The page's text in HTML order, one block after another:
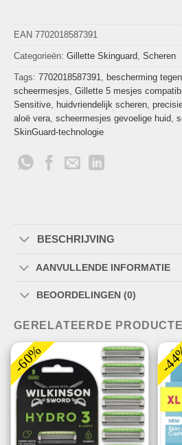
EAN 7702018587391
Categorieën: Gillette Skinguard, Scheren
Tags: 7702018587391, bescherming
scheermesjes, Gillette 5 mesjes
Sensitive, huidvriendelijk scheren,
aloë vera, scheermesjes gevoelige huid,
SkinGuard-technologie
BESCHRIJVING
AANVULLENDE INFORMATIE
BEOORDELINGEN (0)
GERELATEERDE
-60% -